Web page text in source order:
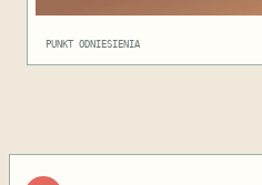
PUNKT ODNIESIENIA